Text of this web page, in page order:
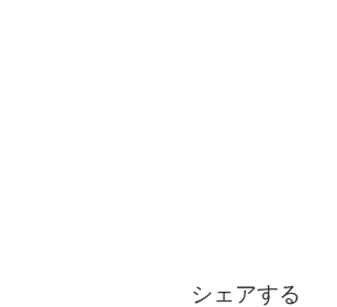
シェアする